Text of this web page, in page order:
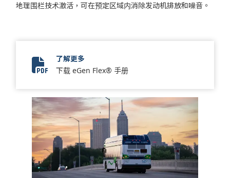
地理围栏技术激活，可在预定区域内消除发动机排放和噪音。
eGen Flex
了解更多
下载 eGen Flex® 手册